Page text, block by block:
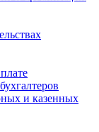
и казенных